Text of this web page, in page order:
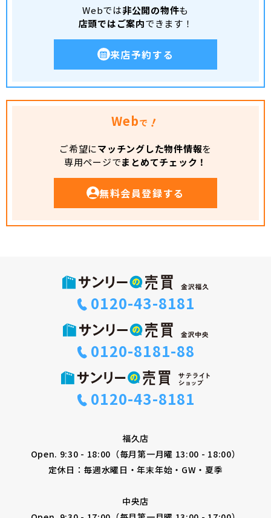
Webでは非公開の物件も
店頭ではご案内できます！
来店予約する
Webで！
ご希望にマッチングした物件情報を
専用ページでまとめてチェック！
無料会員登録する
0120-43-8181
0120-8181-88
0120-43-8181
福久店
Open. 9:30 - 18:00（毎月第一月曜 13:00 - 18:00）
定休日：毎週水曜日・年末年始・GW・夏季
中央店